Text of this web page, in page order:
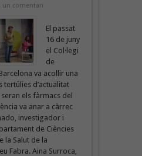
un comentari
El passat
16 de juny
el Col·legi
de
va acollir una
tertúlies d’actualitat
els fàrmacs del
va anar a càrrec
investigador i
de Ciències
la Salut de la
Fabra. Aina Surroca,